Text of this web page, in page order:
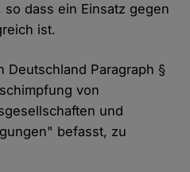
dass ein Einsatz gegen
ist.
Deutschland Paragraph §
von
und
befasst, zu